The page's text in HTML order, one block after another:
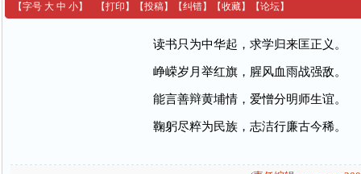
【字号 大 中 小】 【打印 】 【投稿】 【纠错】 【收藏】 【论坛】
读书只为中华起，求学归来匡正义。
峥嵘岁月举红旗，腥风血雨战强敌。
能言善辩黄埔情，爱憎分明师生谊。
鞠躬尽粹为民族，志洁行廉古今稀。